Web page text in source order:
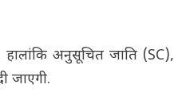
अनुसूचित जाति
जाएगी.